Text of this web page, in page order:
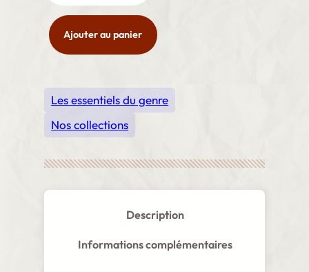
m
a
t
Ajouter au panier
Les essentiels du genre
Nos collections
Description
Informations complémentaires